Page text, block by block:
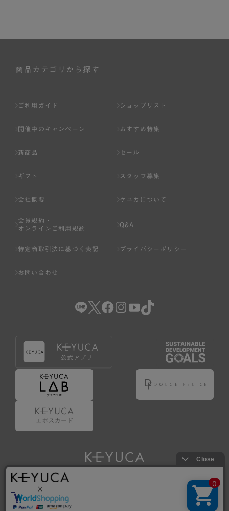
ません。
ページへの入力、または弊社が別途指定する方法に従って
基づき判断した場合は、弊社は、その登録を取り消すこと
のいずれかの事由に該当する場合は、その登録を拒否し、
または事前に通知することなく一旦なされた登録を取り消
いる場合。
（5） その他、本規約または個別規定に違反した場合。
4.会員登録が取り消された場合においても、当該会員は、
弊社とのお取引等により既に発生した支払義務等の取引上
の義務および本規約上の義務の履行責任を免れないものと
します。
5.仮登録とは、ケユカが提供するアプリ等でサービスを利
用するための簡易的な会員登録（以下「仮登録」といいま
6.仮登録をすることで、第9条のポイント付与を受けるこ
とができます。
7.仮登録状態はポイントの利用は行えず、第3条1項の通り
に登録完了することでポイント利用が行えるようになりま
す。
商品カテゴリから探す
ご利用ガイド ショップリスト
開催中のキャンペーン おすすめ特集
新商品 セール
ギフト スタッフ募集
会社概要 ケユカについて
会員規約・
オンラインご利用規約
Q&A
特定商取引法に基づく表記 プライバシーポリシー
お問い合わせ
Copyright © KAWAJUN Co., Ltd. All Rights Reserved.